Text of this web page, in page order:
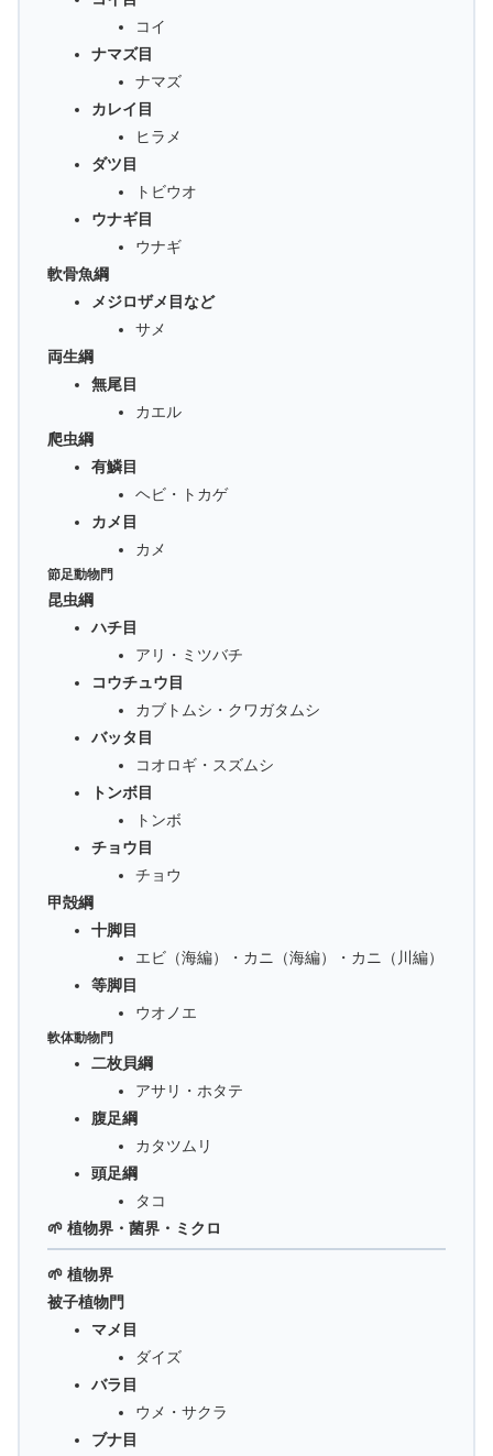
コイ
ナマズ目
ナマズ
カレイ目
ヒラメ
ダツ目
トビウオ
ウナギ目
ウナギ
軟骨魚綱
メジロザメ目など
サメ
両生綱
無尾目
カエル
爬虫綱
有鱗目
ヘビ・トカゲ
カメ目
カメ
節足動物門
昆虫綱
ハチ目
アリ・ミツバチ
コウチュウ目
カブトムシ・クワガタムシ
バッタ目
コオロギ・スズムシ
トンボ目
トンボ
チョウ目
チョウ
甲殻綱
十脚目
エビ（海編）・カニ（海編）・カニ（川編）
等脚目
ウオノエ
軟体動物門
二枚貝綱
アサリ・ホタテ
腹足綱
カタツムリ
頭足綱
タコ
🌱 植物界・菌界・ミクロ
🌱 植物界
被子植物門
マメ目
ダイズ
バラ目
ウメ・サクラ
ブナ目